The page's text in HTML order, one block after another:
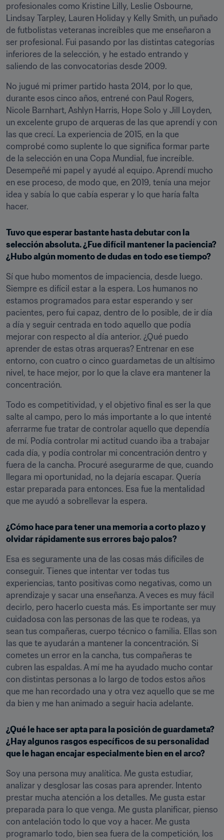
profesionales como Kristine Lilly, Leslie Osbourne,
Lindsay Tarpley, Lauren Holiday y Kelly Smith, un puñado
de futbolistas veteranas increíbles que me enseñaron a
ser profesional. Fui pasando por las distintas categorías
inferiores de la selección, y he estado entrando y
saliendo de las convocatorias desde 2009.
No jugué mi primer partido hasta 2014, por lo que,
durante esos cinco años, entrené con Paul Rogers,
Nicole Barnhart, Ashlyn Harris, Hope Solo y Jill Loyden,
un excelente grupo de arqueras de las que aprendí y con
las que crecí. La experiencia de 2015, en la que
comprobé como suplente lo que significa formar parte
de la selección en una Copa Mundial, fue increíble.
Desempeñé mi papel y ayudé al equipo. Aprendí mucho
en ese proceso, de modo que, en 2019, tenía una mejor
idea y sabía lo que cabía esperar y lo que haría falta
hacer.
Tuvo que esperar bastante hasta debutar con la
selección absoluta. ¿Fue difícil mantener la paciencia?
¿Hubo algún momento de dudas en todo ese tiempo?
Sí que hubo momentos de impaciencia, desde luego.
Siempre es difícil estar a la espera. Los humanos no
estamos programados para estar esperando y ser
pacientes, pero fui capaz, dentro de lo posible, de ir día
a día y seguir centrada en todo aquello que podía
mejorar con respecto al día anterior. ¿Qué puedo
aprender de estas otras arqueras? Entrenar en ese
entorno, con cuatro o cinco guardametas de un altísimo
nivel, te hace mejor, por lo que la clave era mantener la
concentración.
Todo es competitividad, y el objetivo final es ser la que
salte al campo, pero lo más importante a lo que intenté
aferrarme fue tratar de controlar aquello que dependía
de mí. Podía controlar mi actitud cuando iba a trabajar
cada día, y podía controlar mi concentración dentro y
fuera de la cancha. Procuré asegurarme de que, cuando
llegara mi oportunidad, no la dejaría escapar. Quería
estar preparada para entonces. Esa fue la mentalidad
que me ayudó a sobrellevar la espera.
¿Cómo hace para tener una memoria a corto plazo y
olvidar rápidamente sus errores bajo palos?
Esa es seguramente una de las cosas más difíciles de
conseguir. Tienes que intentar ver todas tus
experiencias, tanto positivas como negativas, como un
aprendizaje y sacar una enseñanza. A veces es muy fácil
decirlo, pero hacerlo cuesta más. Es importante ser muy
cuidadosa con las personas de las que te rodeas, ya
sean tus compañeras, cuerpo técnico o familia. Ellas son
las que te ayudarán a mantener la concentración. Si
cometes un error en la cancha, tus compañeras te
cubren las espaldas. A mí me ha ayudado mucho contar
con distintas personas a lo largo de todos estos años
que me han recordado una y otra vez aquello que se me
da bien y me han animado a seguir hacia adelante.
¿Qué le hace ser apta para la posición de guardameta?
¿Hay algunos rasgos específicos de su personalidad
que le hagan encajar especialmente bien en el arco?
Soy una persona muy analítica. Me gusta estudiar,
analizar y desglosar las cosas para aprender. Intento
prestar mucha atención a los detalles. Me gusta estar
preparada para lo que venga. Me gusta planificar, pienso
con antelación todo lo que voy a hacer. Me gusta
programarlo todo, bien sea fuera de la competición, los